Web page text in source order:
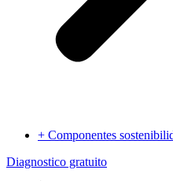
+ Componentes
Diagnostico gratuito